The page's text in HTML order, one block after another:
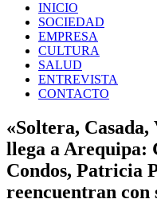
INICIO
SOCIEDAD
EMPRESA
CULTURA
SALUD
ENTREVISTA
CONTACTO
«Soltera,
llega a Arequipa:
Condos, Patricia
reencuentran con